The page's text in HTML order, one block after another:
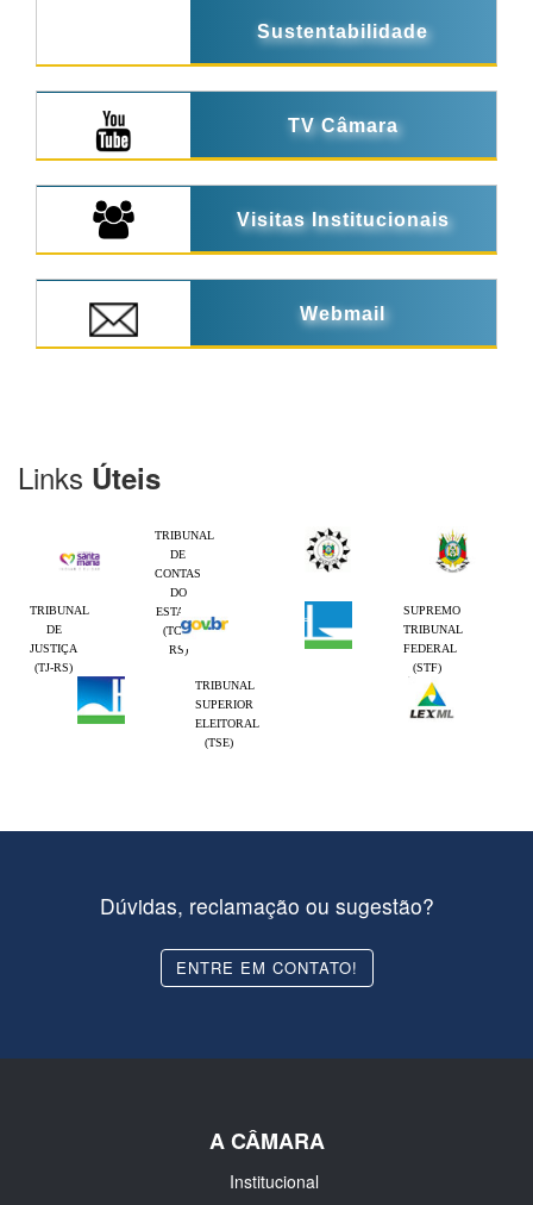
Sustentabilidade
TV Câmara
Visitas Institucionais
Webmail
Links Úteis
TRIBUNAL
DE
CONTAS
DO
ESTADO
(TCE-
RS)
TRIBUNAL
DE
JUSTIÇA
(TJ-RS)
SUPREMO
TRIBUNAL
FEDERAL
(STF)
TRIBUNAL
SUPERIOR
ELEITORAL
(TSE)
Dúvidas, reclamação ou sugestão?
ENTRE EM CONTATO!
A CÂMARA
Institucional